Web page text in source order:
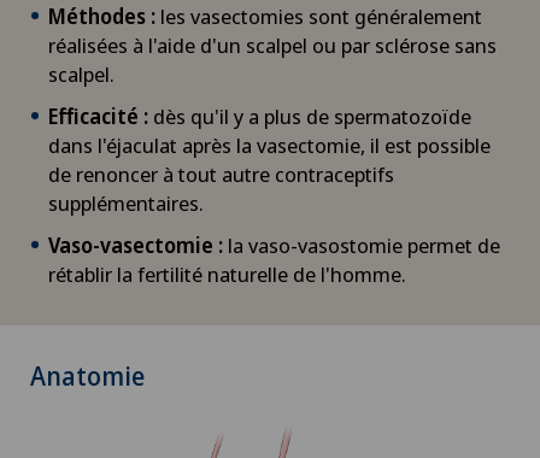
Méthodes : les vasectomies sont généralement
réalisées à l'aide d'un scalpel ou par sclérose sans
scalpel.
Efficacité : dès qu'il y a plus de spermatozoïde
dans l'éjaculat après la vasectomie, il est possible
de renoncer à tout autre contraceptifs
supplémentaires.
Vaso-vasectomie : la vaso-vasostomie permet de
rétablir la fertilité naturelle de l'homme.
Anatomie